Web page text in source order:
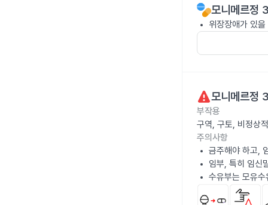
모니메르
위장장애가 있
모니메르
부작용
구역, 구토, 비정상
주의사항
금주해야 하고,
임부, 특히 임신
수유부는 모유